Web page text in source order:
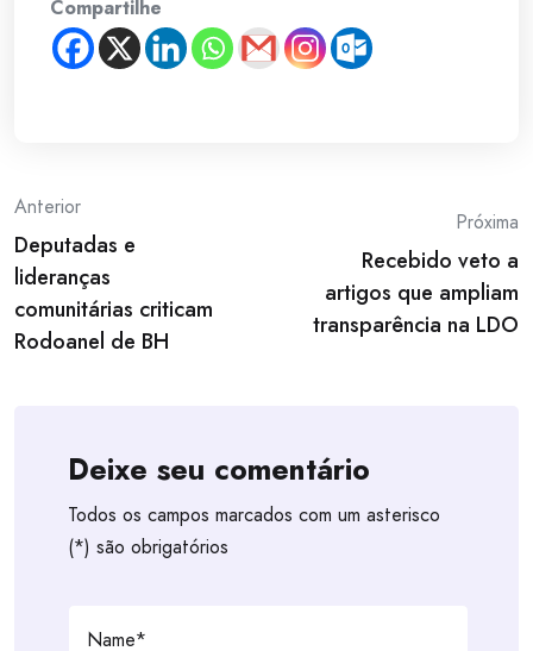
Compartilhe
Post
navigation
Anterior
Deputadas e
lideranças
comunitárias criticam
Rodoanel de BH
Próxima
Recebido veto a
artigos que ampliam
transparência na LDO
Deixe seu comentário
Todos os campos marcados com um asterisco
(*) são obrigatórios